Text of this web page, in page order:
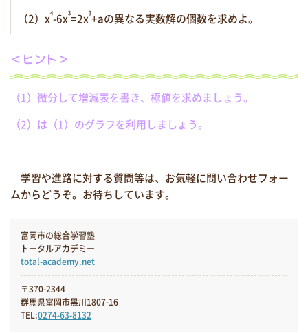
（2）x4-6x3=2x3+aの異なる実数解の個数を求めよ。
＜ヒント＞
（1）微分して増減表を書き、極値を求めましょう。
（2）は（1）のグラフを利用しましょう。
学習や進路に対する質問等は、お気軽に問い合わせフォー
ムからどうぞ。お待ちしています。
富岡市の総合学習塾
トータルアカデミー
total-academy.net
〒370-2344
群馬県富岡市黒川1807-16
TEL:0274-63-8132